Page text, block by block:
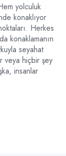
yolculuk
konaklıyor
Herkes
konaklamanın
seyahat
veya hiçbir şey
insanlar